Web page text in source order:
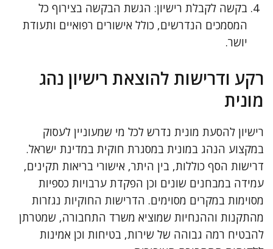
בקשה לקבלת רישיון: הגשת הבקשה בצירוף כל
המסמכים הנדרשים, כולל אישורים רפואיים ותעודת
יושר.
רקע ודרישות להוצאת רישיון נהג
מונית
רישיון להסעת מונית נדרש לכל מי שמעוניין לעסוק
במקצוע הנהג במונית במסגרת חוקית במדינת ישראל.
דרישות הסף כוללות, בין היתר, אישורי בריאות תקינים,
עמידה במבחנים שונים וכן הפקדת ערבויות כספיות
מסוימות במקרים מסוימים. הדרישות החוקיות נגזרות
מהתקנות וההנחיות שמוציא משרד התחבורה, שמטרתן
להבטיח רמה גבוהה של שירות, בטיחות וכן אמינות